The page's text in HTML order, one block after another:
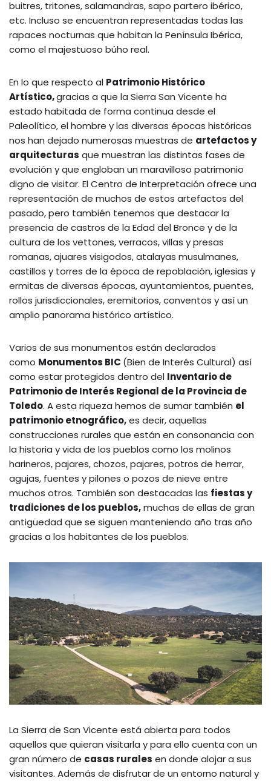
buitres, tritones, salamandras, sapo partero ibérico,
etc. Incluso se encuentran representadas todas las
rapaces nocturnas que habitan la Península Ibérica,
como el majestuoso búho real.
En lo que respecto al Patrimonio Histórico
Artístico,gracias a que la Sierra San Vicente ha
estado habitada de forma continua desde el
Paleolítico, el hombre y las diversas épocas históricas
nos han dejado numerosas muestras de artefactos y
arquitecturas que muestran las distintas fases de
evolución y que engloban un maravilloso patrimonio
digno de visitar. El Centro de Interpretación ofrece una
representación de muchos de estos artefactos del
pasado, pero también tenemos que destacar la
presencia de castros de la Edad del Bronce y de la
cultura de los vettones, verracos, villas y presas
romanas, ajuares visigodos, atalayas musulmanes,
castillos y torres de la época de repoblación, iglesias y
ermitas de diversas épocas, ayuntamientos, puentes,
rollos jurisdiccionales, eremitorios, conventos y así un
amplio panorama histórico artístico.
Varios de sus monumentos están declarados
como Monumentos BIC (Bien de Interés Cultural) así
como estar protegidos dentro del Inventario de
Patrimonio de Interés Regional de la Provincia de
Toledo. A esta riqueza hemos de sumar también el
patrimonio etnográfico,es decir, aquellas
construcciones rurales que están en consonancia con
la historia y vida de los pueblos como los molinos
harineros, pajares, chozos, pajares, potros de herrar,
agujas, fuentes y pilones o pozos de nieve entre
muchos otros. También son destacadas las fiestas y
tradiciones de los pueblos,muchas de ellas de gran
antigüedad que se siguen manteniendo año tras año
gracias a los habitantes de los pueblos.
La Sierra de San Vicente está abierta para todos
aquellos que quieran visitarla y para ello cuenta con un
gran número de casas rurales en donde alojar a sus
visitantes. Además de disfrutar de un entorno natural y